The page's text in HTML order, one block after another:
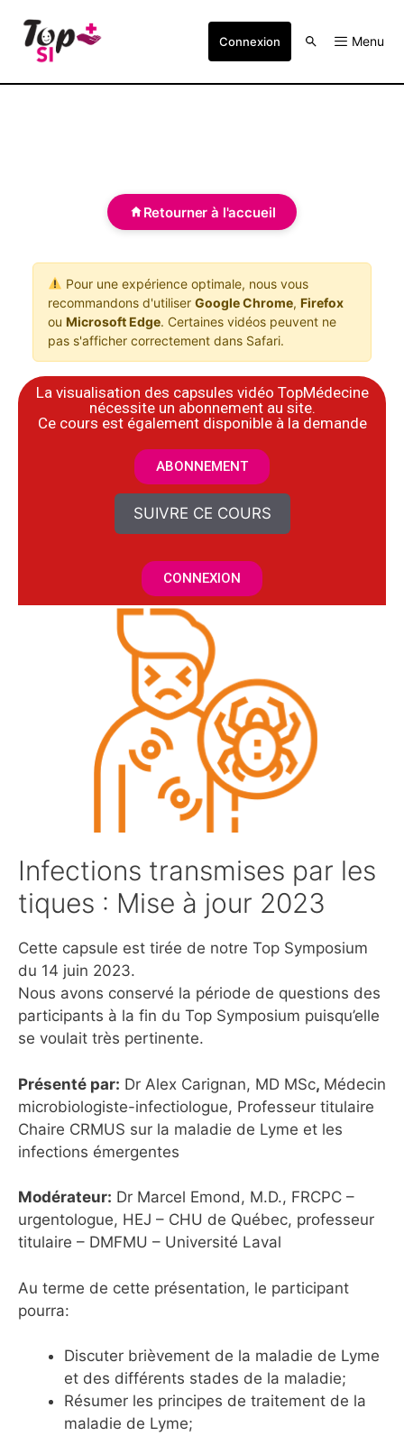
Connexion Menu
Retourner à l'accueil
Pour une expérience optimale, nous vous
recommandons d'utiliser Google Chrome, Firefox
ou Microsoft Edge. Certaines vidéos peuvent ne
pas s'afficher correctement dans Safari.
La visualisation des capsules vidéo TopMédecine
nécessite un abonnement au site.
​Ce cours est également disponible à la demande
ABONNEMENT
SUIVRE CE COURS
CONNEXION
Infections transmises par les
tiques : Mise à jour 2023
Cette capsule est tirée de notre Top Symposium
du 14 juin 2023.
Nous avons conservé la période de questions des
participants à la fin du Top Symposium puisqu’elle
se voulait très pertinente.
Présenté par: Dr Alex Carignan, MD MSc, Médecin
microbiologiste-infectiologue, Professeur titulaire
Chaire CRMUS sur la maladie de Lyme et les
infections émergentes
Modérateur: Dr Marcel Emond, M.D., FRCPC –
urgentologue, HEJ – CHU de Québec, professeur
titulaire – DMFMU – Université Laval
Au terme de cette présentation, le participant
pourra:
Discuter brièvement de la maladie de Lyme
et des différents stades de la maladie;
Résumer les principes de traitement de la
maladie de Lyme;